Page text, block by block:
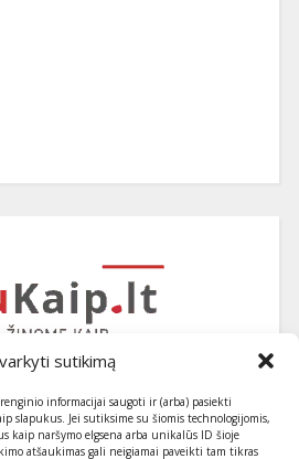
sutikimą
informacijai saugoti ir (arba) pasiekti
slapukus. Jei sutiksime su šiomis technologijomis,
kaip naršymo elgsena arba unikalūs ID šioje
atšaukimas gali neigiamai paveikti tam tikras